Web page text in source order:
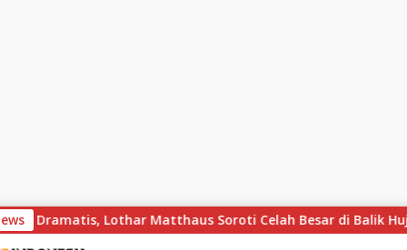
Lothar Matthaus Soroti Celah Besar di Balik Hujan Gol